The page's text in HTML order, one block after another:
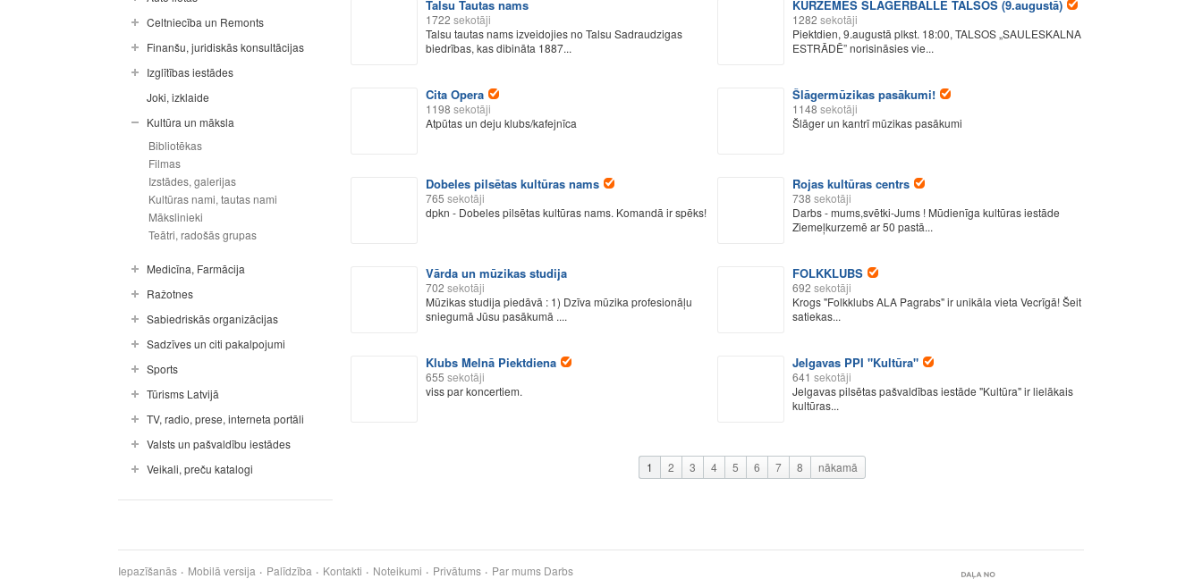
Celtniecība un Remonts
Finanšu, juridiskās konsultācijas
Izglītības iestādes
Joki, izklaide
Kultūra un māksla
Bibliotēkas
Filmas
Izstādes, galerijas
Kultūras nami, tautas nami
Mākslinieki
Teātri, radošās grupas
Medicīna, Farmācija
Ražotnes
Sabiedriskās organizācijas
Sadzīves un citi pakalpojumi
Sports
Tūrisms Latvijā
TV, radio, prese, interneta portāli
Valsts un pašvaldību iestādes
Veikali, preču katalogi
Talsu Tautas nams
1722 sekotāji
Talsu tautas nams izveidojies no Talsu Sadraudzigas
biedrības, kas dibināta 1887...
KURZEMES ŠLĀGERBALLE TALSOS (9.augustā)
1282 sekotāji
Piektdien, 9.augustā plkst. 18:00, TALSOS „SAULESKALNA
ESTRĀDĒ” norisināsies vie...
Cita Opera
1198 sekotāji
Atpūtas un deju klubs/kafejnīca
Šlāgermūzikas pasākumi!
1148 sekotāji
Šlāger un kantrī mūzikas pasākumi
Dobeles pilsētas kultūras nams
765 sekotāji
dpkn - Dobeles pilsētas kultūras nams. Komandā ir spēks!
Rojas kultūras centrs
738 sekotāji
Darbs - mums,svētki-Jums ! Mūdienīga kultūras iestāde
Ziemeļkurzemē ar 50 pastā...
Vārda un mūzikas studija
702 sekotāji
Mūzikas studija piedāvā : 1) Dzīva mūzika profesionāļu
sniegumā Jūsu pasākumā ....
FOLKKLUBS
692 sekotāji
Krogs "Folkklubs ALA Pagrabs" ir unikāla vieta Vecrīgā! Šeit
satiekas...
Klubs Melnā Piektdiena
655 sekotāji
viss par koncertiem.
Jelgavas PPI "Kultūra"
641 sekotāji
Jelgavas pilsētas pašvaldības iestāde "Kultūra" ir lielākais
kultūras...
1 2 3 4 5 6 7 8 nākamā
Iepazīšanās Mobilā versija Palīdzība Kontakti Noteikumi Privātums Par mums Darbs